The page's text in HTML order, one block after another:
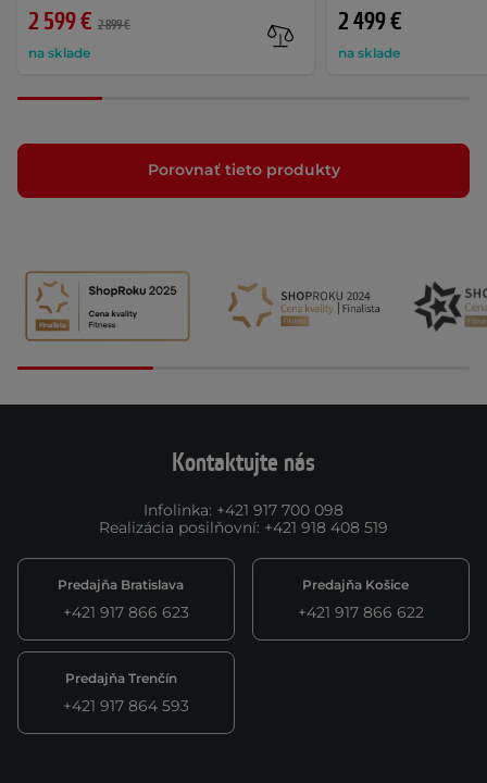
2 599 € 2 899 €
na sklade
2 499 €
na sklade
Porovnať tieto produkty
Kontaktujte nás
Infolinka: +421 917 700 098
Realizácia posilňovní: +421 918 408 519
Predajňa Bratislava
+421 917 866 623
Predajňa Košice
+421 917 866 622
Predajňa Trenčín
+421 917 864 593